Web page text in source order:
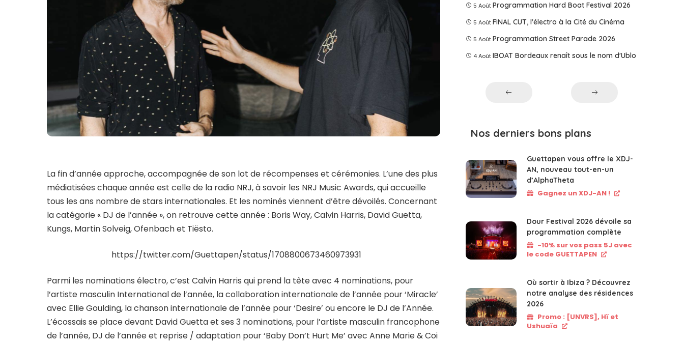
La fin d’année approche, accompagnée de son lot de récompenses et cérémonies. L’une des plus
médiatisées chaque année est celle de la radio NRJ, à savoir les NRJ Music Awards, qui accueille
tous les ans nombre de stars internationales. Et les nominés viennent d’être dévoilés. Concernant
la catégorie « DJ de l’année », on retrouve cette année : Boris Way, Calvin Harris, David Guetta,
Kungs, Martin Solveig, Ofenbach et Tiësto.
https://twitter.com/Guettapen/status/1708800673460973931
Parmi les nominations électro, c’est Calvin Harris qui prend la tête avec 4 nominations, pour
l’artiste masculin International de l’année, la collaboration internationale de l’année pour ‘Miracle’
avec Ellie Goulding, la chanson internationale de l’année pour ‘Desire’ ou encore le DJ de l’Année.
L’écossais se place devant David Guetta et ses 3 nominations, pour l’artiste masculin francophone
de l’année, DJ de l’année et reprise / adaptation pour ‘Baby Don’t Hurt Me’ avec Anne Marie & Coi
5 Août Programmation Hard Boat Festival 2026
5 Août FINAL CUT, l'électro à la Cité du Cinéma
5 Août Programmation Street Parade 2026
4 Août IBOAT Bordeaux renaît sous le nom d'Ublo
Nos derniers bons plans
Guettapen vous offre le XDJ-
AN, nouveau tout-en-un
d’AlphaTheta
Gagnez un XDJ-AN !
Dour Festival 2026 dévoile sa
programmation complète
-10% sur vos pass 5J avec
le code GUETTAPEN
Où sortir à Ibiza ? Découvrez
notre analyse des résidences
2026
Promo : [UNVRS], Hï et
Ushuaïa